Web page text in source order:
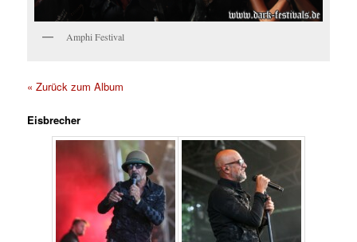
Amphi Festival
« Zurück zum Album
Eisbrecher